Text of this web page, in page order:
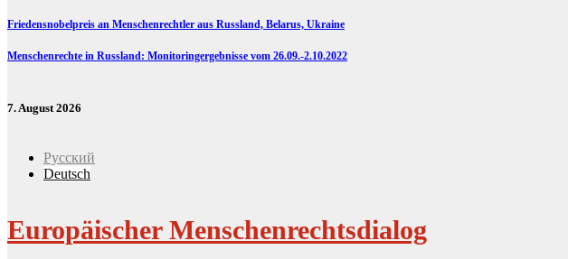
Friedensnobelpreis an Menschenrechtler aus Russland, Belarus, Ukraine
Menschenrechte in Russland: Monitoringergebnisse vom 26.09.-2.10.2022
7. August 2026
Русский
Deutsch
Europäischer Menschenrechtsdialog